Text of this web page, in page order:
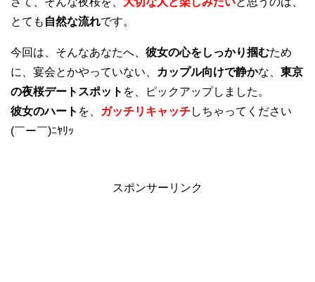
とても 自然な流れです。
今回は、そんなあなたへ、 彼女の心をしっかり掴むため
に、宴会とかやっていない、
カップル向けで静かな、 東京
の夜桜デートスポット を、ピックアップしました。
彼女のハート を、 ガッチリキャッチしちゃってください
(￣ー￣)ﾆﾔﾘｯ
スポンサーリンク